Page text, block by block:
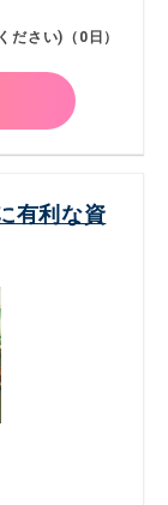
ださい)（0日）
有利な資